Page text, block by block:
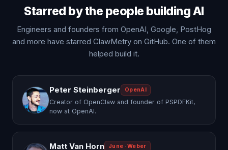
Starred by the people building AI
Engineers and founders from OpenAI, Google, PostHog
and more have starred ClawMetry on GitHub. One of them
helped build it.
Peter Steinberger OpenAI
Creator of OpenClaw and founder of PSPDFKit,
now at OpenAI.
Matt Van Horn June · Weber